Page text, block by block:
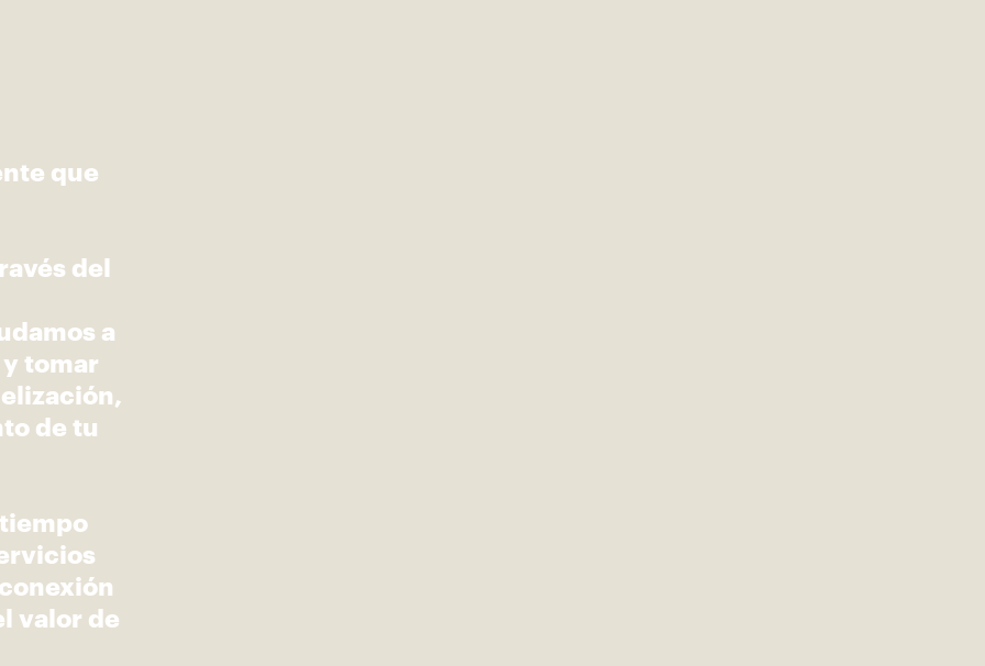
que
del
a
tomar
de tu
valor de